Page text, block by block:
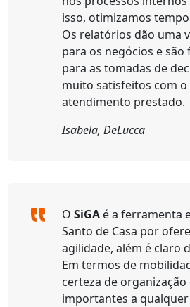
isso, otimizamos
Os relatórios dão uma
para os negócios e
para as tomadas de
muito satisfeitos com o
atendimento prestado.
Isabela, DeLucca
O SiGA é a ferramenta
Santo de Casa por
agilidade, além é claro
Em termos de
certeza de
importantes a